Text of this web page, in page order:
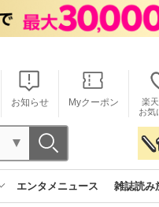
お知らせ Myクーポン
楽
お気
エンタメニュース 雑誌読み